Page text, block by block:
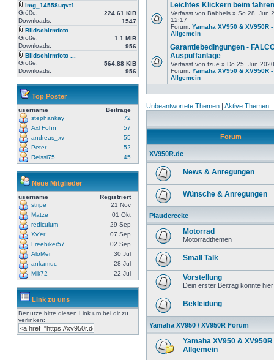
img_14558uqvt1
Größe:
224.61 KiB
Downloads:
1547
Bildschirmfoto ...
Größe:
1.1 MiB
Downloads:
956
Bildschirmfoto ...
Größe:
564.88 KiB
Downloads:
956
Top Poster
username
Beiträge
stephankay
72
Axl Föhn
57
andreas_xv
55
Peter
52
Reissi75
45
Neue Mitglieder
username
Registriert
stripe
21 Nov
Matze
01 Okt
rediculum
29 Sep
Xv'er
07 Sep
Freebiker57
02 Sep
AloMei
30 Jul
ankamuc
28 Jul
Mik72
22 Jul
Link zu uns
Benutze bitte diesen Link um bei dir zu
verlinken:
Leichtes Klickern beim fahren
Verfasst von Babbels » So 28. Jun
12:17
Forum: Yamaha XV950 & XV950R -
Allgemein
Garantiebedingungen -
Auspuffanlage
Verfasst von fzue » Do 25. Jun
Forum: Yamaha XV950 & XV950R -
Allgemein
Unbeantwortete Themen | Aktive Themen
Forum
XV950R.de
News & Anregungen
Wünsche & Anregungen
Plauderecke
Motorrad
Motorradthemen
Small Talk
Vorstellung
Dein erster Beitrag könnte
Bekleidung
Yamaha XV950 / XV950R Forum
Yamaha XV950 & XV950R
Allgemein